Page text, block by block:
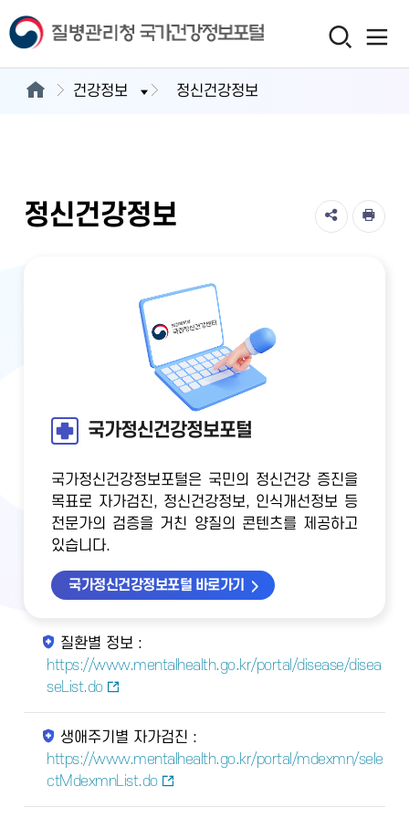
건강정보 정신건강정보
정신건강정보
국가정신건강정보포털
국가정신건강정보포털은 국민의 정신건강 증진을
목표로 자가검진, 정신건강정보, 인식개선정보 등
전문가의 검증을 거친 양질의 콘텐츠를 제공하고
있습니다.
국가정신건강정보포털 바로가기
질환별 정보 :
https://www.mentalhealth.go.kr/portal/disease/disea
seList.do
생애주기별 자가검진 :
https://www.mentalhealth.go.kr/portal/mdexmn/sele
ctMdexmnList.do